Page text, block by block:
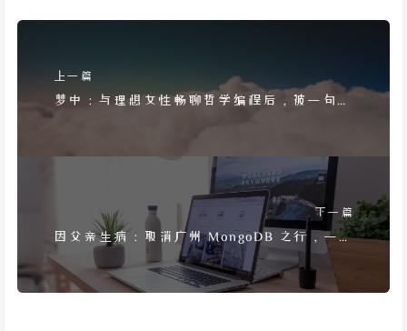
上一篇
梦中：与理想女性畅聊哲学编程后，被一句深
下一篇
因父亲生病：取消广州 MongoDB 之行，一个
社恐少年的失落